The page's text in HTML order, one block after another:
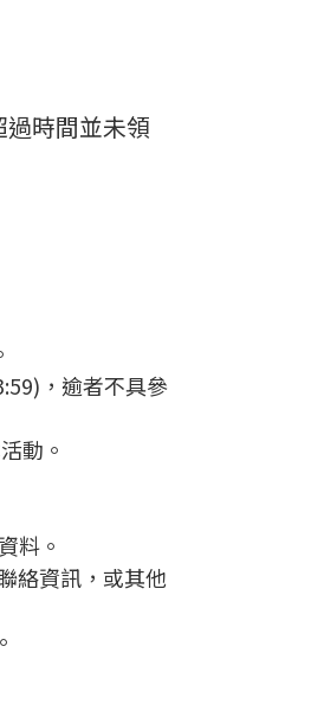
時間並未領
，逾者不具參
動。
料。
絡資訊，或其他
。